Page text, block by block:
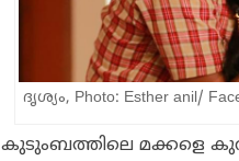
ദൃശ്യം, Photo: Esther anil/
കുടുംബത്തിലെ മക്കളെ